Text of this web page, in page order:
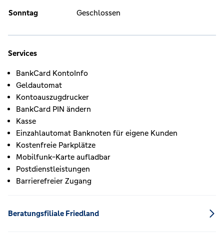
Sonntag Geschlossen
Services
BankCard KontoInfo
Geldautomat
Kontoauszugdrucker
BankCard PIN ändern
Kasse
Einzahlautomat Banknoten für eigene Kunden
Kostenfreie Parkplätze
Mobilfunk-Karte aufladbar
Postdienstleistungen
Barrierefreier Zugang
Beratungsfiliale Friedland